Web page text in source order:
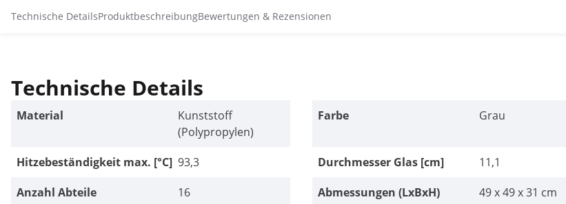
Technische DetailsProduktbeschreibungBewertungen & Rezensionen
Technische Details
Material
Kunststoff
(Polypropylen)
Farbe Grau
Hitzebeständigkeit max. [°C] 93,3 Durchmesser Glas [cm] 11,1
Anzahl Abteile
16 Abmessungen (LxBxH) 49 x 49 x 31 cm